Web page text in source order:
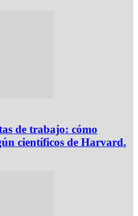
de trabajo: cómo
científicos de Harvard.